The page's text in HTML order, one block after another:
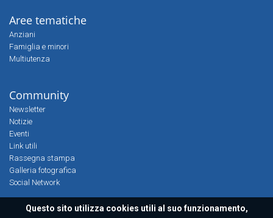
Questo sito utilizza cookies utili al suo funzionamento,
Aree tematiche
Anziani
Famiglia e minori
Multiutenza
Community
Newsletter
Notizie
Eventi
Link utili
Rassegna stampa
Galleria fotografica
Social Network